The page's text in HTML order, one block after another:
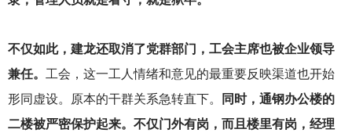
不仅如此，建龙还取消了党群部门，工会主席也被企业领导
兼任。 工会，这一工人情绪和意见的最重要反映渠道也开始
形同虚设。原本的干群关系急转直下。
同时，通钢办公楼的
二楼被严密保护起来。不仅门外有岗，而且楼里有岗，经理